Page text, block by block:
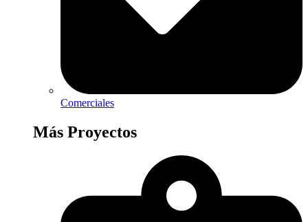
Comerciales
Más Proyectos